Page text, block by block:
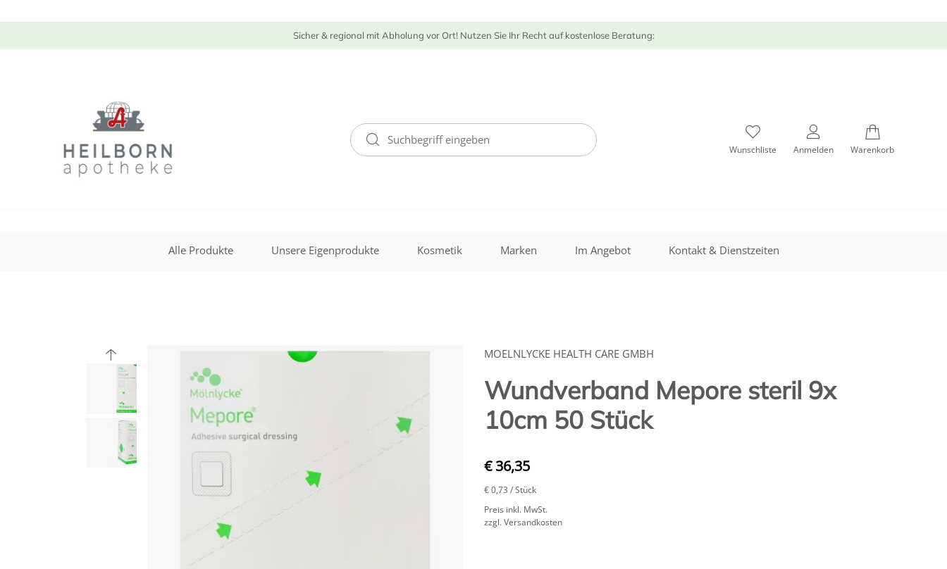
Sicher & regional mit Abholung vor Ort! Nutzen Sie Ihr Recht auf kostenlose Beratung:
Wunschliste Anmelden Warenkorb
Alle Produkte Unsere Eigenprodukte Kosmetik Marken Im Angebot Kontakt & Dienstzeiten
MOELNLYCKE HEALTH CARE GMBH
Wundverband Mepore steril 9x
10cm 50 Stück
€ 36,35
€ 0,73 / Stück
Preis inkl. MwSt.
zzgl. Versandkosten